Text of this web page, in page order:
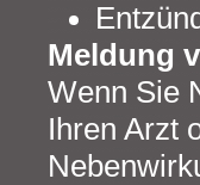
Meldung
Wenn Sie
Ihren Arzt